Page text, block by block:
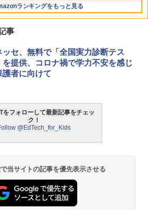
ランキングをもっと見る
事
ッセ、無料で「全国実力診断テス
を提供、コロナ禍で学力不安を感じ
護者に向けて
をフォローして最新記事をチェッ
ク！
@EdTech_for_Kids
当サイトの記事を優先表示させる